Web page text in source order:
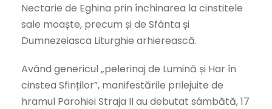
Nectarie de Eghina prin închinarea la cinstitele
sale moaște, precum și de Sfânta și
Dumnezeiasca Liturghie arhierească.
Având genericul „pelerinaj de Lumină și Har în
cinstea Sfinților”, manifestările prilejuite de
hramul Parohiei Straja II au debutat sâmbătă, 17